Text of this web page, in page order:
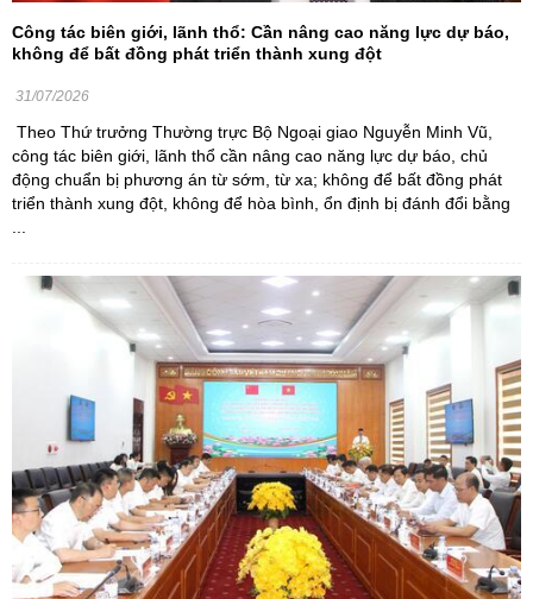
Công tác biên giới, lãnh thổ: Cần nâng cao năng lực dự báo,
không để bất đồng phát triển thành xung đột
31/07/2026
Theo Thứ trưởng Thường trực Bộ Ngoại giao Nguyễn Minh Vũ,
công tác biên giới, lãnh thổ cần nâng cao năng lực dự báo, chủ
động chuẩn bị phương án từ sớm, từ xa; không để bất đồng phát
triển thành xung đột, không để hòa bình, ổn định bị đánh đổi bằng